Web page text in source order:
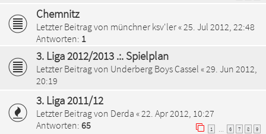
Chemnitz
Letzter Beitrag von münchner ksv'ler«25. Jul 2012, 22:48
Antworten: 1
3. Liga 2012/2013 .:. Spielplan
Letzter Beitrag von Underberg Boys Cassel «29. Jun 2012,
20:19
3. Liga 2011/12
Letzter Beitrag von Derda «22. Apr 2012, 10:27
Antworten: 65 1 … 6 7 8 9